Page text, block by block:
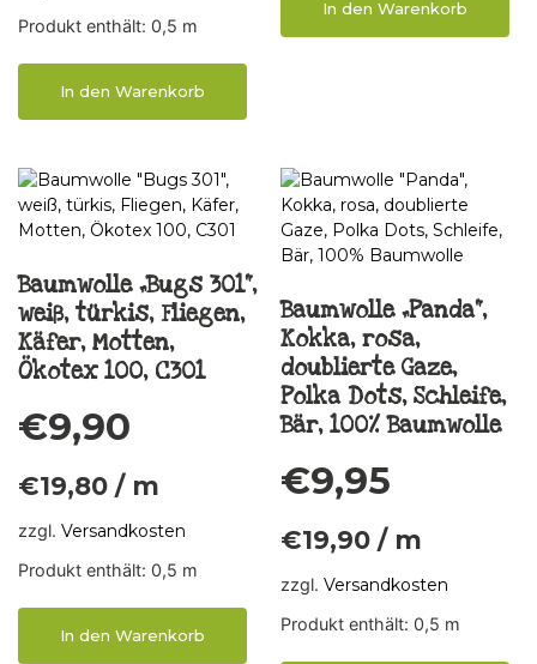
Produkt enthält: 0,5 m
In den Warenkorb
In den Warenkorb
Baumwolle „Bugs 301“,
weiß, türkis, Fliegen,
Käfer, Motten,
Ökotex 100, C301
€9,90
€19,80 / m
zzgl. Versandkosten
Produkt enthält: 0,5 m
In den Warenkorb
Baumwolle „Panda“,
Kokka, rosa,
doublierte Gaze,
Polka Dots, Schleife,
Bär, 100% Baumwolle
€9,95
€19,90 / m
zzgl. Versandkosten
Produkt enthält: 0,5 m